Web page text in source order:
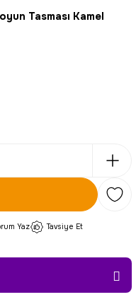
Tasması Kamel
Yaz Tavsiye Et